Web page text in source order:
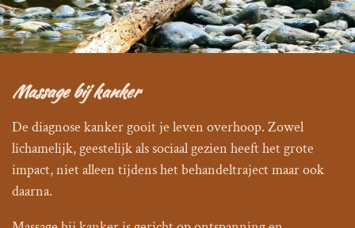
Massage bij kanker
De diagnose kanker gooit je leven overhoop. Zowel
lichamelijk, geestelijk als sociaal gezien heeft het grote
impact, niet alleen tijdens het behandeltraject maar ook
daarna.